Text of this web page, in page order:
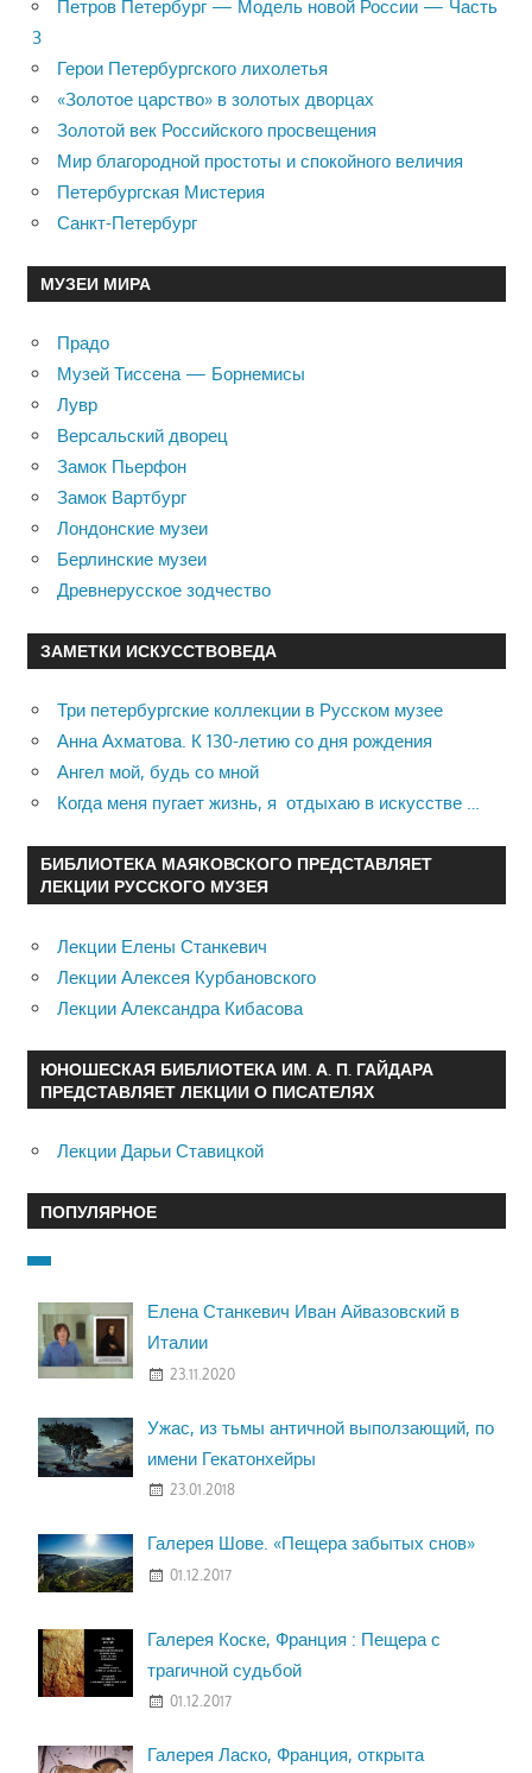
Петров Петербург — Модель новой России — Часть
3
Герои Петербургского лихолетья
«Золотое царство» в золотых дворцах
Золотой век Российского просвещения
Мир благородной простоты и спокойного величия
Петербургская Мистерия
Санкт-Петербург
МУЗЕИ МИРА
Прадо
Музей Тиссена — Борнемисы
Лувр
Версальский дворец
Замок Пьерфон
Замок Вартбург
Лондонские музеи
Берлинские музеи
Древнерусское зодчество
ЗАМЕТКИ ИСКУССТВОВЕДА
Три петербургские коллекции в Русском музее
Анна Ахматова. К 130-летию со дня рождения
Ангел мой, будь со мной
Когда меня пугает жизнь, я отдыхаю в искусстве …
БИБЛИОТЕКА МАЯКОВСКОГО ПРЕДСТАВЛЯЕТ
ЛЕКЦИИ РУССКОГО МУЗЕЯ
Лекции Елены Станкевич
Лекции Алексея Курбановского
Лекции Александра Кибасова
ЮНОШЕСКАЯ БИБЛИОТЕКА ИМ. А. П. ГАЙДАРА
ПРЕДСТАВЛЯЕТ ЛЕКЦИИ О ПИСАТЕЛЯХ
Лекции Дарьи Ставицкой
ПОПУЛЯРНОЕ
Елена Станкевич Иван Айвазовский в
Италии
23.11.2020
Ужас, из тьмы античной выползающий, по
имени Гекатонхейры
23.01.2018
Галерея Шове. «Пещера забытых снов»
01.12.2017
Галерея Коске, Франция : Пещера с
трагичной судьбой
01.12.2017
Галерея Ласко, Франция, открыта